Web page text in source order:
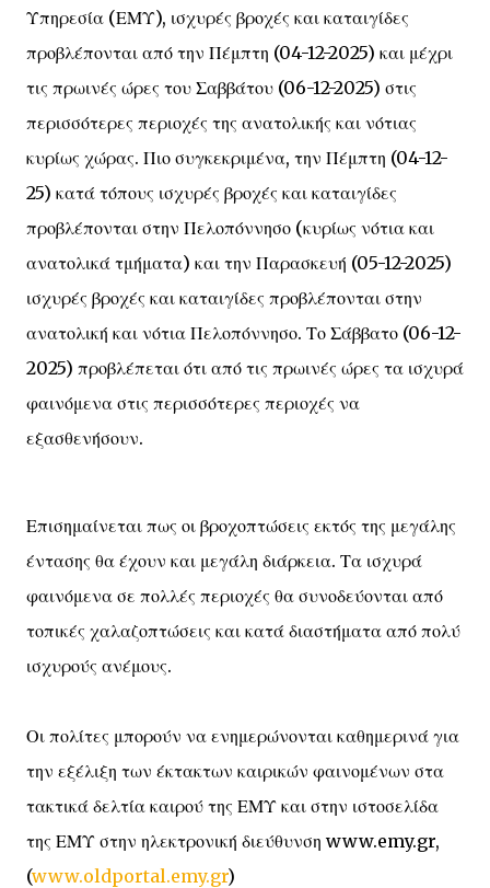
Υπηρεσία (ΕΜΥ), ισχυρές βροχές και καταιγίδες
προβλέπονται από την Πέμπτη (04-12-2025) και μέχρι
τις πρωινές ώρες του Σαββάτου (06-12-2025) στις
περισσότερες περιοχές της ανατολικής και νότιας
κυρίως χώρας. Πιο συγκεκριμένα, την Πέμπτη (04-12-
25) κατά τόπους ισχυρές βροχές και καταιγίδες
προβλέπονται στην Πελοπόννησο (κυρίως νότια και
ανατολικά τμήματα) και την Παρασκευή (05-12-2025)
ισχυρές βροχές και καταιγίδες προβλέπονται στην
ανατολική και νότια Πελοπόννησο. Το Σάββατο (06-12-
2025) προβλέπεται ότι από τις πρωινές ώρες τα ισχυρά
φαινόμενα στις περισσότερες περιοχές να
εξασθενήσουν.
Επισημαίνεται πως οι βροχοπτώσεις εκτός της μεγάλης
έντασης θα έχουν και μεγάλη διάρκεια. Τα ισχυρά
φαινόμενα σε πολλές περιοχές θα συνοδεύονται από
τοπικές χαλαζοπτώσεις και κατά διαστήματα από πολύ
ισχυρούς ανέμους.
Οι πολίτες μπορούν να ενημερώνονται καθημερινά για
την εξέλιξη των έκτακτων καιρικών φαινομένων στα
τακτικά δελτία καιρού της ΕΜΥ και στην ιστοσελίδα
της ΕΜΥ στην ηλεκτρονική διεύθυνση www.emy.gr,
(www.oldportal.emy.gr)